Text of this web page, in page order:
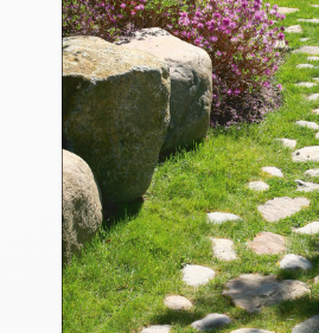
Geburtstag
Wünsche
Segenswünsche
Lebensart
Dank
Freundschaft
Begleitung
Meditation